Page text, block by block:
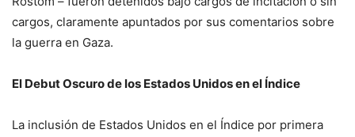
cargos, claramente apuntados por sus comentarios sobre
la guerra en Gaza.
El Debut Oscuro de los Estados Unidos en el Índice
La inclusión de Estados Unidos en el Índice por primera